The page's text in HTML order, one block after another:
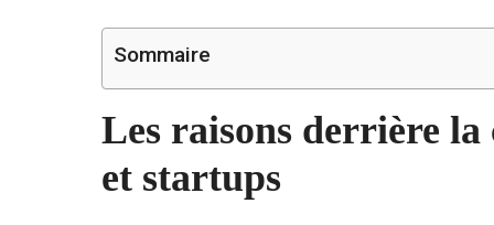
Sommaire
Les raisons derrière
et startups